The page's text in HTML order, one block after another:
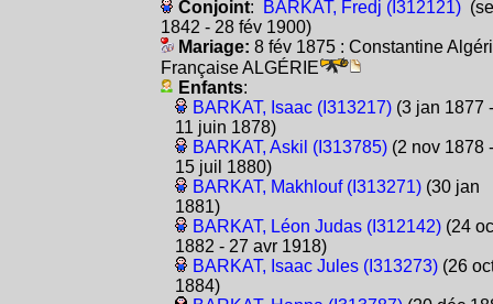
Conjoint: BARKAT, Fredj (I312121)
1842 - 28 fév 1900)
Mariage: 8 fév 1875 : Constantine
Française ALGÉRIE
Enfants:
BARKAT, Isaac (I313217)(3 jan 1877 -
11 juin 1878)
BARKAT, Askil (I313785)(2 nov 1878 -
15 juil 1880)
BARKAT, Makhlouf (I313271)(30 jan
1881)
BARKAT, Léon Judas (I312142)(24
1882 - 27 avr 1918)
BARKAT, Isaac Jules (I313273)(26
1884)